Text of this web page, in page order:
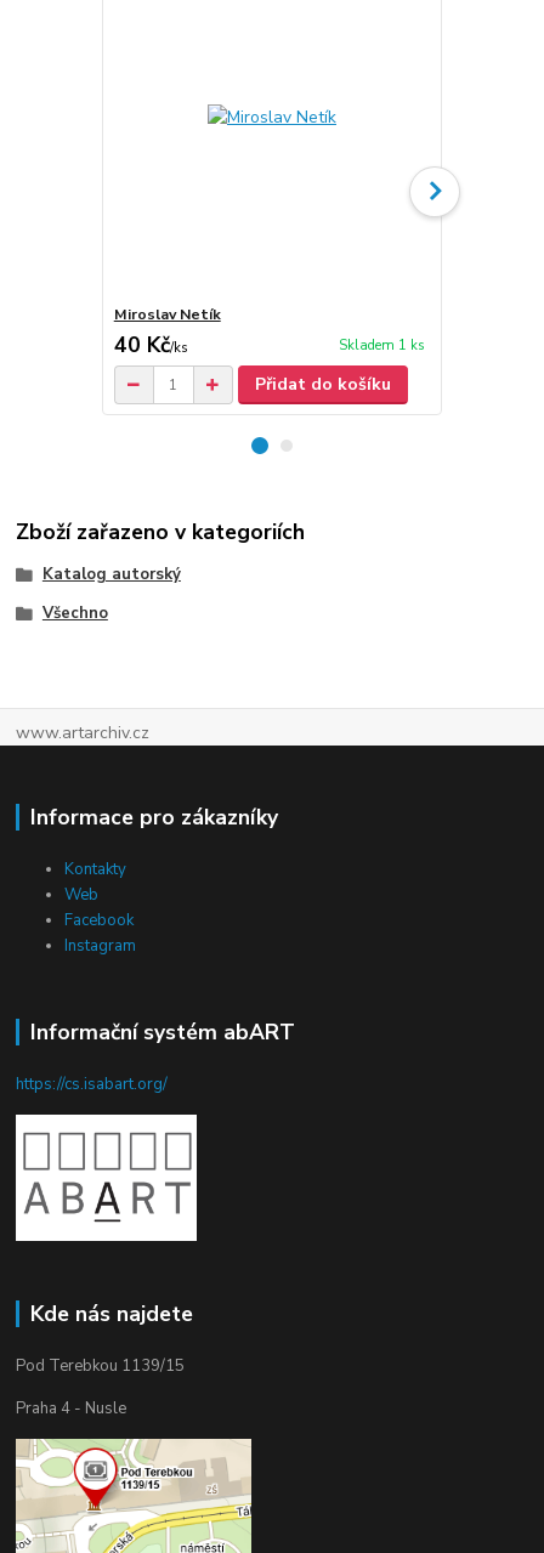
Miroslav Netík
40 Kč/ks Skladem 1 ks
Přidat do košíku
Zboží zařazeno v kategoriích
Katalog autorský
Všechno
www.artarchiv.cz
Informace pro zákazníky
Kontakty
Web
Facebook
Instagram
Informační systém abART
https://cs.isabart.org/
Kde nás najdete
Pod Terebkou 1139/15
Praha 4 - Nusle